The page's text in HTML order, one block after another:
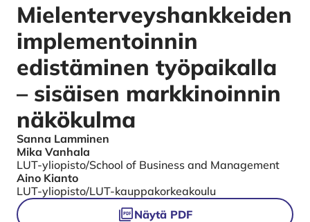
Mielenterveyshankkeiden
implementoinnin
edistäminen työpaikalla
– sisäisen markkinoinnin
näkökulma
Authors
Sanna Lamminen
Mika Vanhala
LUT-yliopisto/School of Business and Management
Aino Kianto
LUT-yliopisto/LUT-kauppakorkeakoulu
Tiedostot
Näytä PDF